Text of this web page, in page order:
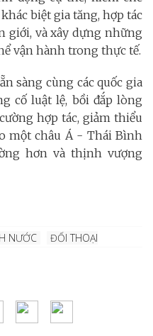
biệt gia tăng, hợp tác
giới, và xây dựng những
vận hành trong thực tế.
sàng cùng các quốc gia
cố luật lệ, bồi đắp lòng
hợp tác, giảm thiểu
một châu Á - Thái Bình
hơn và thịnh vượng
NƯỚC
ĐỐI THOẠI